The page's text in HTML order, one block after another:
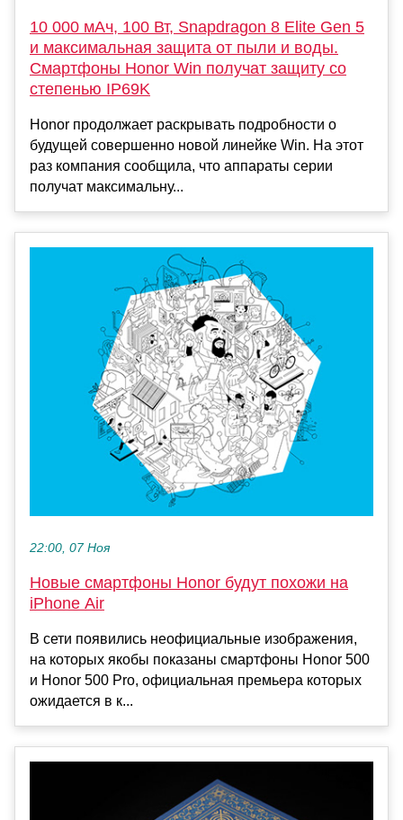
10 000 мАч, 100 Вт, Snapdragon 8 Elite Gen 5
и максимальная защита от пыли и воды.
Смартфоны Honor Win получат защиту со
степенью IP69K
Honor продолжает раскрывать подробности о
будущей совершенно новой линейке Win. На этот
раз компания сообщила, что аппараты серии
получат максимальну...
22:00, 07 Ноя
Новые смартфоны Honor будут похожи на
iPhone Air
В сети появились неофициальные изображения,
на которых якобы показаны смартфоны Honor 500
и Honor 500 Pro, официальная премьера которых
ожидается в к...